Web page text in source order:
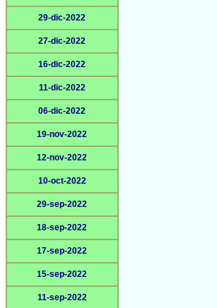
29-dic-2022
27-dic-2022
16-dic-2022
11-dic-2022
06-dic-2022
19-nov-2022
12-nov-2022
10-oct-2022
29-sep-2022
18-sep-2022
17-sep-2022
15-sep-2022
11-sep-2022